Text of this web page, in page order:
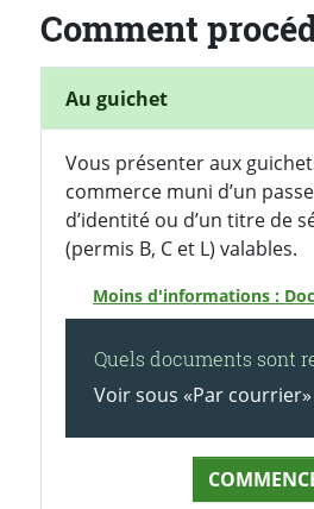
Comment
Au guichet
Vous présenter aux
commerce muni d’un
d’identité ou d’un titre de
(permis B, C et L) valables.
Moins d'informations :
Quels documents sont
Voir sous «Par courrier»